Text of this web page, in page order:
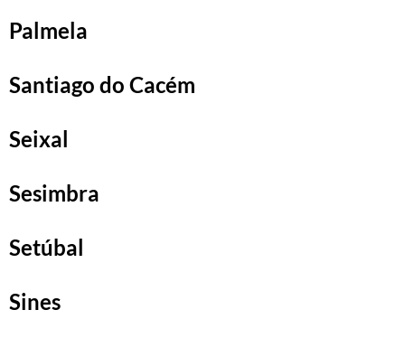
Palmela
Santiago do Cacém
Seixal
Sesimbra
Setúbal
Sines